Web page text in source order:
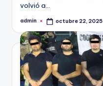
volvió a…
Publicado
admin octubre 22, 2025